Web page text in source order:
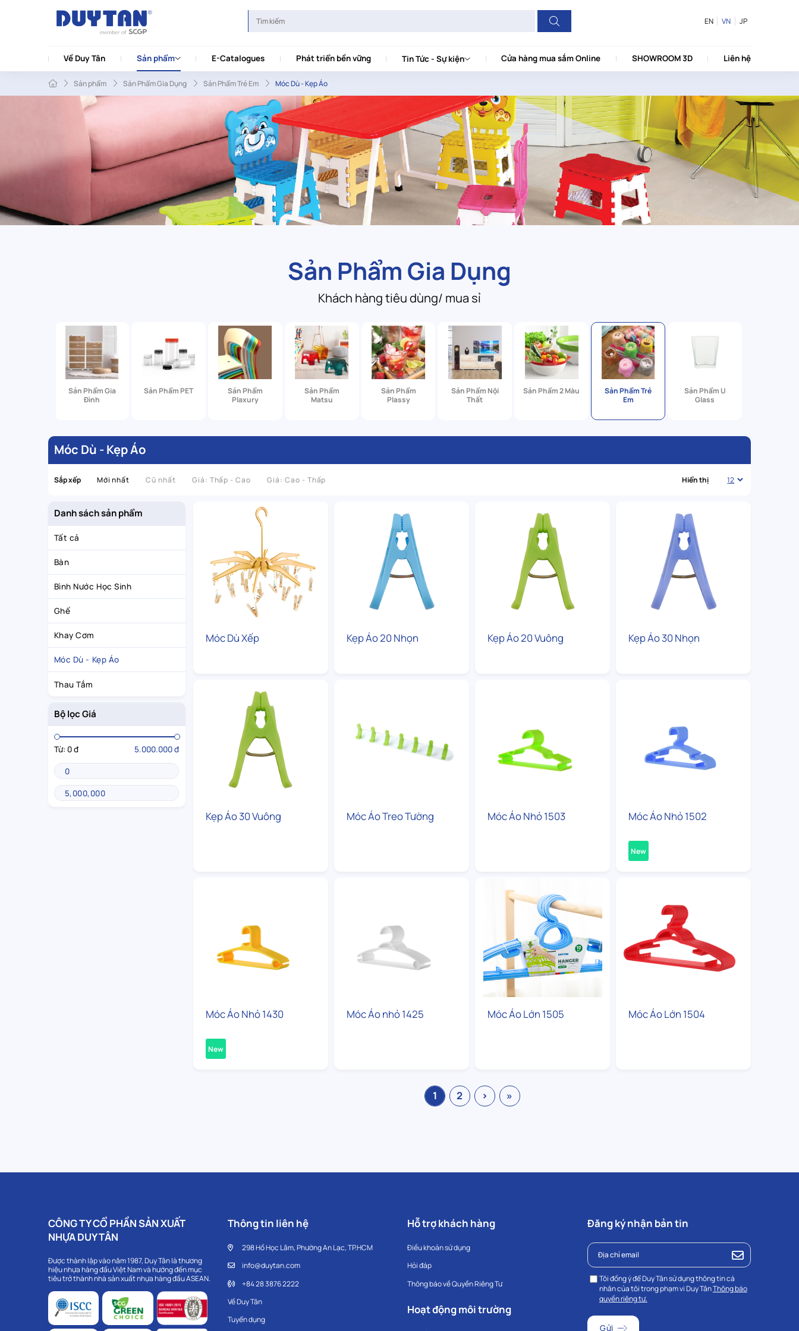
EN VN JP
Về Duy Tân Sản phẩm E-Catalogues Phát triển bền vững Tin Tức - Sự kiện Cửa hàng mua sắm Online SHOWROOM 3D Liên hệ
Sản phẩm Sản Phẩm Gia Dụng Sản Phẩm Trẻ Em Móc Dù - Kẹp Áo
Sản Phẩm Gia Dụng
Khách hàng tiêu dùng/ mua sỉ
Sản Phẩm Gia
Đình
Sản Phẩm PET
Sản Phẩm
Plaxury
Sản Phẩm
Matsu
Sản Phẩm
Plassy
Sản Phẩm Nội
Thất
Sản Phẩm 2 Màu
Sản Phẩm Trẻ
Em
Sản Phẩm U
Glass
Móc Dù - Kẹp Áo
Sắp xếp Mới nhất Cũ nhất Giá: Thấp - Cao Giá: Cao - Thấp Hiển thị
Danh sách sản phẩm
Tất cả
Bàn
Bình Nước Học Sinh
Ghế
Khay Cơm
Móc Dù - Kẹp Áo
Thau Tắm
Bộ lọc Giá
Từ: 0 đ 5.000.000 đ
Móc Dù Xếp Kẹp Áo 20 Nhọn Kẹp Áo 20 Vuông Kẹp Áo 30 Nhọn
Kẹp Áo 30 Vuông Móc Áo Treo Tường Móc Áo Nhỏ 1503 Móc Áo Nhỏ 1502
New
Móc Áo Nhỏ 1430
New
Móc Áo nhỏ 1425 Móc Áo Lớn 1505 Móc Áo Lớn 1504
1 2 › »
CÔNG TY CỔ PHẦN SẢN XUẤT
NHỰA DUY TÂN
Được thành lập vào năm 1987, Duy Tân là thương
hiệu nhựa hàng đầu Việt Nam và hướng đến mục
tiêu trở thành nhà sản xuất nhựa hàng đầu ASEAN.
Thông tin liên hệ
298 Hồ Học Lãm, Phường An Lạc, TP.HCM
info@duytan.com
+84 28 3876 2222
Về Duy Tân
Tuyển dụng
Hỗ trợ khách hàng
Điều khoản sử dụng
Hỏi đáp
Thông báo về Quyền Riêng Tư
Hoạt động môi trường
Đăng ký nhận bản tin
Tôi đồng ý để Duy Tân sử dụng thông tin cá
nhân của tôi trong phạm vi Duy TânThông báo
quyền riêng tư.